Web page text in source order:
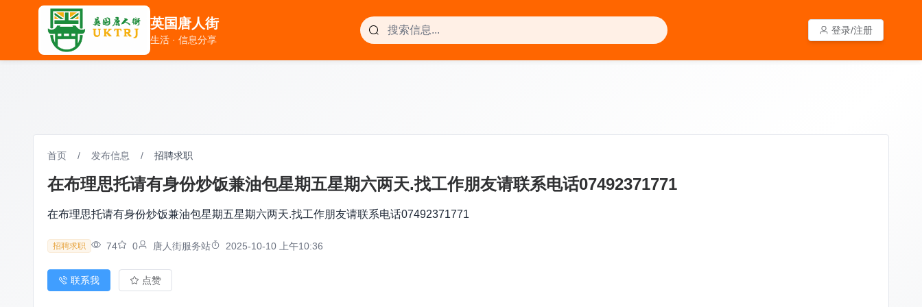
英国唐人街
生活 · 信息分享
登录/注册
英国唐人街
生活 · 信息分享
登录/注册
首页 / 发布信息 / 招聘求职
在布理思托请有身份炒饭兼油包星期五星期六两天.找工作朋友请联系电话07492371771
在布理思托请有身份炒饭兼油包星期五星期六两天.找工作朋友请联系电话07492371771
招聘求职 74 0 唐人街服务站 2025-10-10 上午10:36
联系我 点赞